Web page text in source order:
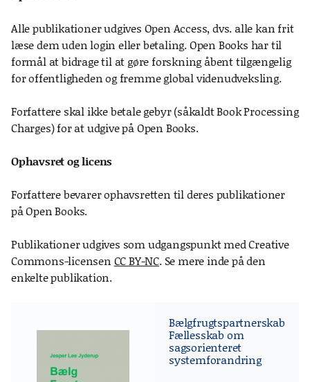
Alle publikationer udgives Open Access, dvs. alle kan frit
læse dem uden login eller betaling. Open Books har til
formål at bidrage til at gøre forskning åbent tilgængelig
for offentligheden og fremme global videnudveksling.
Forfattere skal ikke betale gebyr (såkaldt Book Processing
Charges) for at udgive på Open Books.
Ophavsret og licens
Forfattere bevarer ophavsretten til deres publikationer
på Open Books.
Publikationer udgives som udgangspunkt med Creative
Commons-licensen CC BY-NC. Se mere inde på den
enkelte publikation.
Bælgfrugtspartnerskabet:
Fællesskab om
sagsorienteret
systemforandring